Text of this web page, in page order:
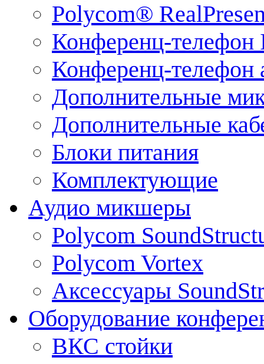
Polycom®
Конференц-телефон
Конференц-телефон
Дополнительные
Дополнительные
Блоки питания
Комплектующие
Аудио микшеры
Polycom
Polycom Vortex
Аксессуары
Оборудование
ВКС стойки